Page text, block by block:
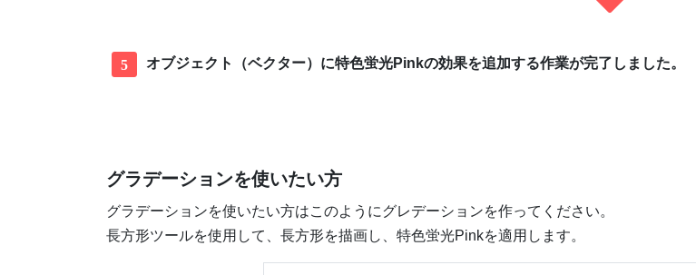
5 オブジェクト（ベクター）に特色蛍光Pinkの効果を追加する作業が完了しました。
グラデーションを使いたい方
グラデーションを使いたい方はこのようにグレデーションを作ってください。
長方形ツールを使用して、長方形を描画し、特色蛍光Pinkを適用します。